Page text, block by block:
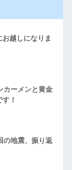
越しになりま
カーメンと黄金
！
地震、振り返